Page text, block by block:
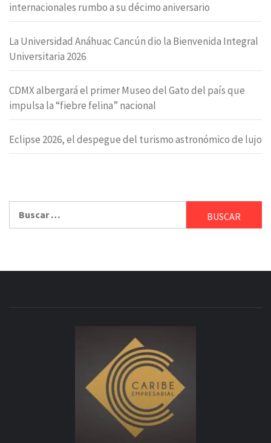
internacionales rumbo a su décimo aniversario
La Universidad Anáhuac Cancún dio la Bienvenida Integral
Universitaria 2026
CDMX albergará el primer Museo del Gato del país que
impulsa la “fiebre felina” nacional
Eclipse 2026, el despegue del turismo astronómico de lujo